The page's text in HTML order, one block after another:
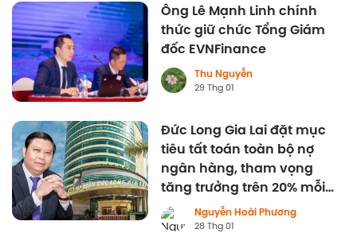
Ông Lê Mạnh Linh chính
thức giữ chức Tổng Giám
đốc EVNFinance
Thu Nguyễn
29 Thg 01
Đức Long Gia Lai đặt mục
tiêu tất toán toàn bộ nợ
ngân hàng, tham vọng
tăng trưởng trên 20% mỗi
năm
Nguyễn Hoài Phương
28 Thg 01